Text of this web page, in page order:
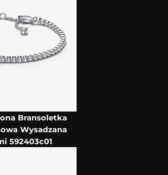
Bransoletka
Wysadzana
592403c01